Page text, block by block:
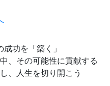
功を「築く」
、その可能性に貢献する
、人生を切り開こう